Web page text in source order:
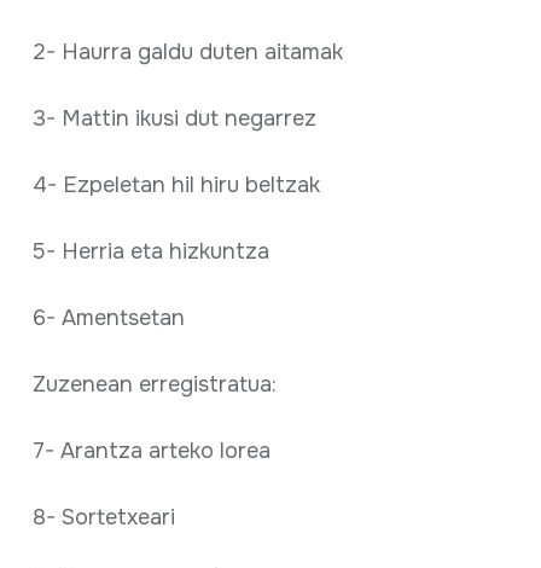
2- Haurra galdu duten aitamak
3- Mattin ikusi dut negarrez
4- Ezpeletan hil hiru beltzak
5- Herria eta hizkuntza
6- Amentsetan
Zuzenean erregistratua:
7- Arantza arteko lorea
8- Sortetxeari